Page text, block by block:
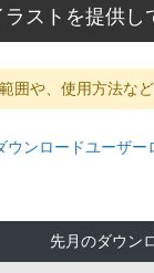
ストを提供し
囲や、使用方法な
ウンロードユーザー
先月のダウン